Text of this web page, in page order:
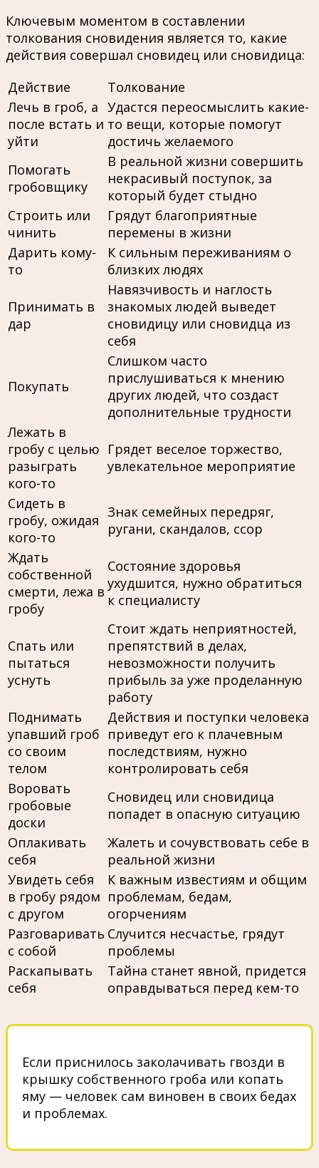
Ключевым моментом в составлении
толкования сновидения является то, какие
действия совершал сновидец или сновидица:
Действие
Толкование
Лечь в гроб, а
после встать и
уйти
Удастся переосмыслить какие-
то вещи, которые помогут
достичь желаемого
Помогать
гробовщику
В реальной жизни совершить
некрасивый поступок, за
который будет стыдно
Строить или
чинить
Грядут благоприятные
перемены в жизни
Дарить кому-
то
К сильным переживаниям о
близких людях
Принимать в
дар
Навязчивость и наглость
знакомых людей выведет
сновидицу или сновидца из
себя
Покупать
Слишком часто
прислушиваться к мнению
других людей, что создаст
дополнительные трудности
Лежать в
гробу с целью
разыграть
кого-то
Грядет веселое торжество,
увлекательное мероприятие
Сидеть в
гробу, ожидая
кого-то
Знак семейных передряг,
ругани, скандалов, ссор
Ждать
собственной
смерти, лежа в
гробу
Состояние здоровья
ухудшится, нужно обратиться
к специалисту
Спать или
пытаться
уснуть
Стоит ждать неприятностей,
препятствий в делах,
невозможности получить
прибыль за уже проделанную
работу
Поднимать
упавший гроб
со своим
телом
Действия и поступки человека
приведут его к плачевным
последствиям, нужно
контролировать себя
Воровать
гробовые
доски
Сновидец или сновидица
попадет в опасную ситуацию
Оплакивать
себя
Жалеть и сочувствовать себе в
реальной жизни
Увидеть себя
в гробу рядом
с другом
К важным известиям и общим
проблемам, бедам,
огорчениям
Разговаривать
с собой
Случится несчастье, грядут
проблемы
Раскапывать
себя
Тайна станет явной, придется
оправдываться перед кем-то
Если приснилось заколачивать гвозди в
крышку собственного гроба или копать
яму — человек сам виновен в своих бедах
и проблемах.